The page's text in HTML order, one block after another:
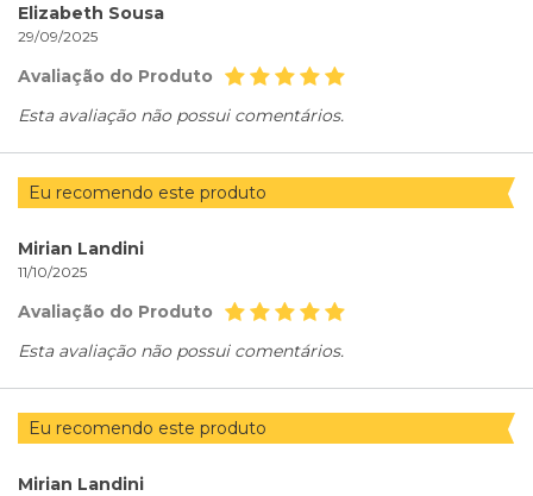
Elizabeth Sousa
29/09/2025
Avaliação do Produto
Esta avaliação não possui comentários.
Eu recomendo este produto
Mirian Landini
11/10/2025
Avaliação do Produto
Esta avaliação não possui comentários.
Eu recomendo este produto
Mirian Landini